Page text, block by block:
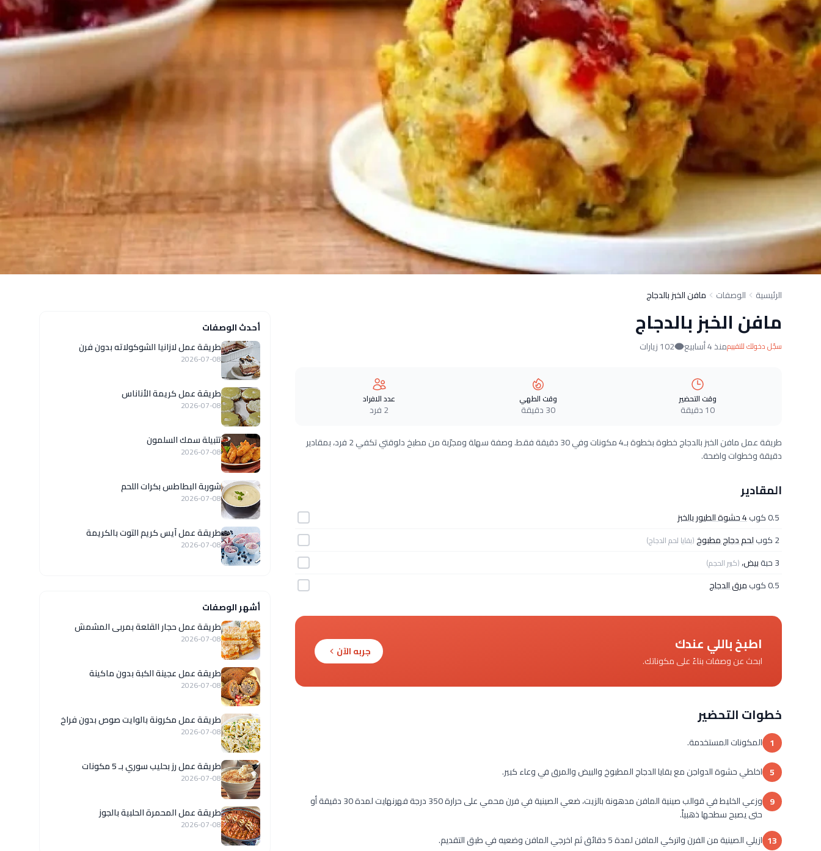
الرئيسية الوصفات مافن الخبز بالدجاج
مافن الخبز بالدجاج
سجّل دخولك للتقييممنذ 4 أسابيع 102 زيارات
وقت التحضير
10 دقيقة
وقت الطهي
30 دقيقة
عدد الافراد
2 فرد
طريقة عمل مافن الخبز بالدجاج خطوة بخطوة بـ4 مكونات وفي 30 دقيقة فقط. وصفة سهلة ومجرّبة من مطبخ دلوقتي تكفي 2 فرد، بمقادير
دقيقة وخطوات واضحة.
المقادير
0.5 كوب
4 حشوة الطيور بالخبز
2 كوب
لحم دجاج مطبوخ(بقايا لحم الدجاج)
3 حبة بيض،(كبير الحجم)
0.5 كوب مرق الدجاج
اطبخ باللي عندك
ابحث عن وصفات بناءً على مكوناتك.
جربه الآن
خطوات التحضير
1 المكونات المستخدمة.
5 اخلطي حشوة الدواجن مع بقايا الدجاج المطبوخ والبيض والمرق في وعاء كبير.
9
وزعي الخليط في قوالب صينية المافن مدهونة بالزيت، ضعي الصينية في فرن محمي على حرارة 350 درجة فهرنهايت لمدة 30 دقيقة أو
حتى يصبح سطحها ذهبياً.
13 ازيلي الصينية من الفرن واتركي المافن لمدة 5 دقائق ثم اخرجي المافن وضعيه في طبق التقديم.
أحدث الوصفات
طريقة عمل لازانيا الشوكولاته بدون فرن
2026-07-08
طريقة عمل كريمة الأناناس
2026-07-08
تتبيلة سمك السلمون
2026-07-08
شوربة البطاطس بكرات اللحم
2026-07-08
طريقة عمل آيس كريم التوت بالكريمة
2026-07-08
أشهر الوصفات
طريقة عمل حجار القلعة بمربى المشمش
2026-07-08
طريقة عمل عجينة الكبة بدون ماكينة
2026-07-08
طريقة عمل مكرونة بالوايت صوص بدون فراخ
2026-07-08
طريقة عمل رز بحليب سوري بـ 5 مكونات
2026-07-08
طريقة عمل المحمرة الحلبية بالجوز
2026-07-08